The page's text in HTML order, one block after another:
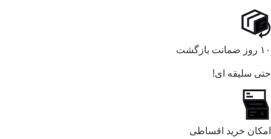
۱۰ روز ضمانت بازگشت
حتی سلیقه ای!
امکان خرید اقساطی